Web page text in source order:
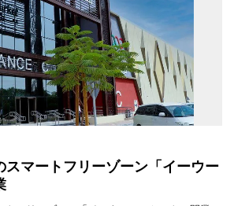
スマートフリーゾーン「イーウー